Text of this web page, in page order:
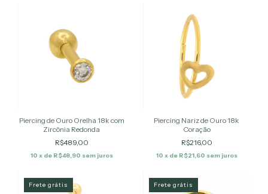
Piercing de Ouro Orelha 18k com
Zircônia Redonda
R$489,00
10 x de R$48,90 sem juros
Piercing Nariz de Ouro 18k
Coração
R$216,00
10 x de R$21,60 sem juros
Frete grátis Frete grátis